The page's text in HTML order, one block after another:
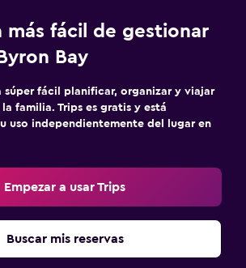
más fácil de gestionar
Bay
súper fácil planificar, organizar y viajar
familia. Trips es gratis y está
uso independientemente del lugar en
Empezar a usar Trips
Buscar mis reservas